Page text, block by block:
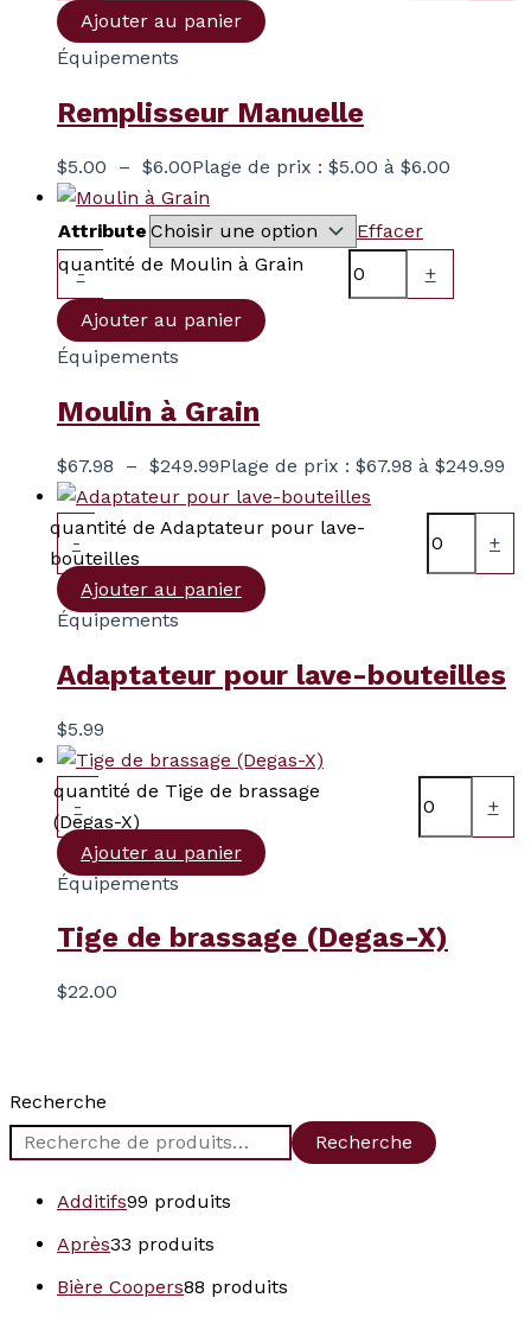
Ajouter au panier
Équipements
Remplisseur Manuelle
$5.00 – $6.00Plage de prix : $5.00 à $6.00
Attribute
Effacer
-
quantité de Moulin à Grain +
Ajouter au panier
Équipements
Moulin à Grain
$67.98 – $249.99Plage de prix : $67.98 à $249.99
-
quantité de Adaptateur pour lave-
bouteilles
+
Ajouter au panier
Équipements
Adaptateur pour lave-bouteilles
$5.99
-
quantité de Tige de brassage
(Degas-X)
+
Ajouter au panier
Équipements
Tige de brassage (Degas-X)
$22.00
Recherche
Recherche
Additifs99 produits
Après33 produits
Bière Coopers88 produits